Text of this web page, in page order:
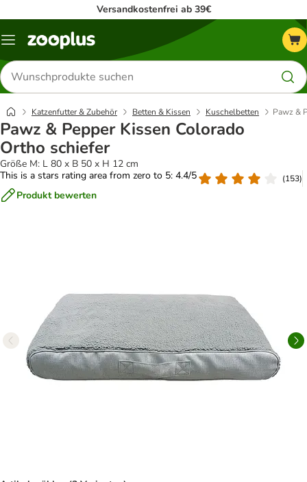
Versandkostenfrei ab 39€
Menü
Produkte
suchen
Katzenfutter & Zubehör Betten & Kissen Kuschelbetten Pawz &
Pawz & Pepper Kissen Colorado
Ortho schiefer
Größe M: L 80 x B 50 x H 12 cm
This is a stars rating area from zero to 5: 4.4/5
(153)
Produkt bewerten